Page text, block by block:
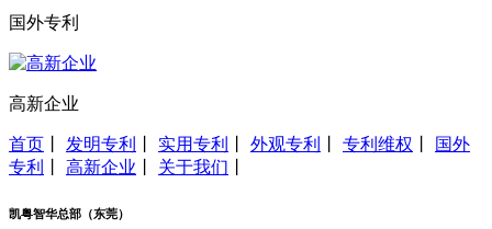
国外专利
高新企业
首页 发明专利 实用专利 外观专利 专利维权
国外
专利
高新企业 关于我们
凯粤智华总部（东莞）